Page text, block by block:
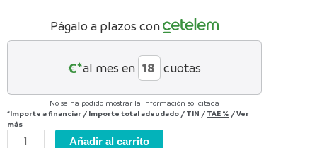
Págalo a plazos con
€*al mes en cuotas
No se ha podido mostrar la información solicitada
*Importe a financiar / Importe total adeudado / TIN / TAE % /Ver
más
BICICLETAS
Añadir al carrito